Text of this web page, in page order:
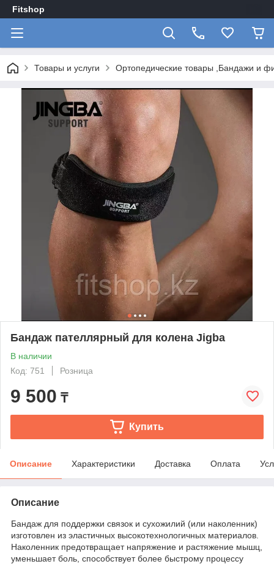
Fitshop
Товары и услуги Ортопедические товары ,Бандажи и
Бандаж пателлярный для колена Jigba
В наличии
Код: 751
Розница
9 500 ₸
Купить
Описание Характеристики Доставка Оплата
Описание
Бандаж для поддержки связок и сухожилий (или наколенник)
изготовлен из эластичных высокотехнологичных материалов.
Наколенник предотвращает напряжение и растяжение мышц,
уменьшает боль, способствует более быстрому процессу